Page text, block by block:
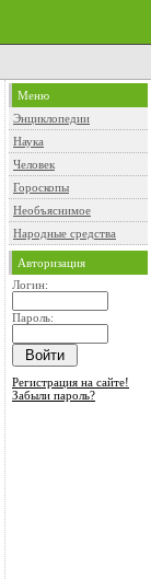
Меню
Энциклопедии
Наука
Человек
Гороскопы
Необъяснимое
Народные средства
Авторизация
Логин:
Пароль:
Регистрация на сайте!
Забыли пароль?